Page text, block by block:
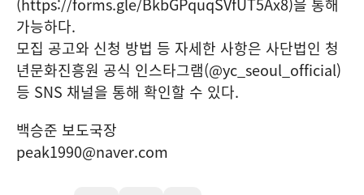
가능하다.
모집 공고와 신청 방법 등 자세한 사항은 사단법인 청
년문화진흥원 공식 인스타그램(@yc_seoul_official)
등 SNS 채널을 통해 확인할 수 있다.
백승준 보도국장
peak1990@naver.com